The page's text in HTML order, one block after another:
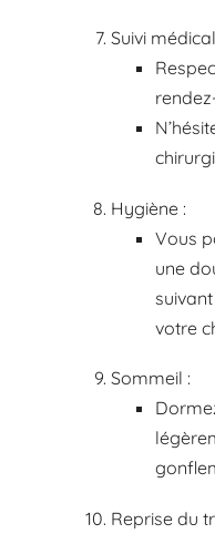
Suivi
Hygiène :
Vous
une
votre
Sommeil :
Reprise du